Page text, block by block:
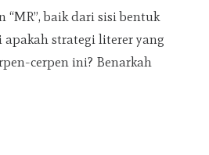
“MR”, baik dari sisi bentuk
strategi literer yang
cerpen ini? Benarkah